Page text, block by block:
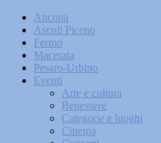
Ancona
Ascoli Piceno
Fermo
Macerata
Pesaro-Urbino
Eventi
Arte e cultura
Benessere
Categorie e luoghi
Cinema